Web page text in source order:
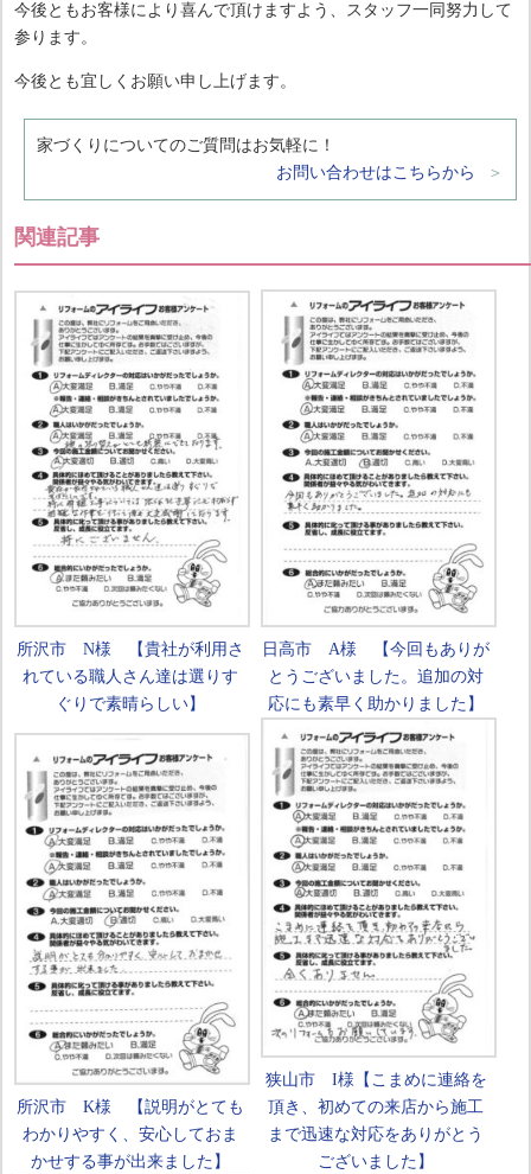
今後ともお客様により喜んで頂けますよう、スタッフ一同努力して
参ります。
今後とも宜しくお願い申し上げます。
家づくりについてのご質問はお気軽に！
お問い合わせはこちらから
関連記事
所沢市 N様 【貴社が利用さ
れている職人さん達は選りす
ぐりで素晴らしい】
日高市 A様 【今回もありが
とうございました。追加の対
応にも素早く助かりました】
所沢市 K様 【説明がとても
わかりやすく、安心しておま
かせする事が出来ました】
狭山市 I様【こまめに連絡を
頂き、初めての来店から施工
まで迅速な対応をありがとう
ございました】